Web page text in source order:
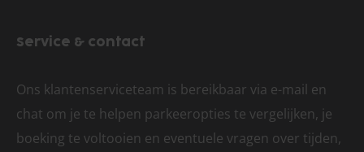
Voordelen
Service & contact
Ons klantenserviceteam is bereikbaar via e-mail en
chat om je te helpen parkeeropties te vergelijken, je
boeking te voltooien en eventuele vragen over tijden,